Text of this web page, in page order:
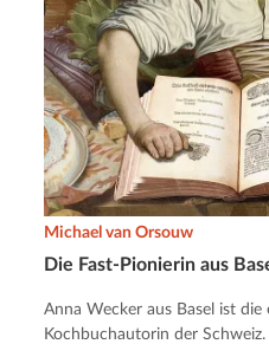
Die Fast-Pionierin aus
Michael van Orsouw
Anna Wecker aus Basel ist
Kochbuchautorin der